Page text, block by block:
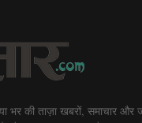
की ताज़ा खबरों, समाचार और